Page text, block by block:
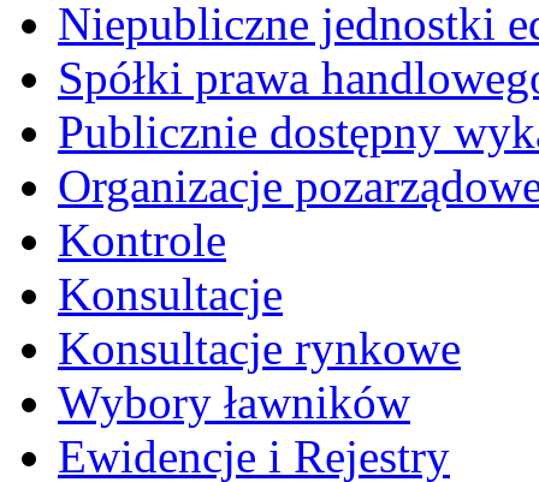
Niepubliczne jednostki
Spółki prawa
Publicznie dostępny
Organizacje
Kontrole
Konsultacje
Konsultacje rynkowe
Wybory ławników
Ewidencje i Rejestry